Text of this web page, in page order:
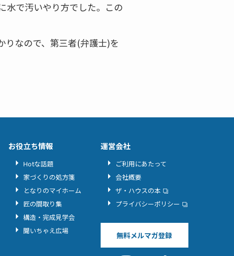
水で汚いやり方でした。この
りなので、第三者(弁護士)を
お役立ち情報
Hotな話題
家づくりの処方箋
となりのマイホーム
匠の間取り集
構造・完成見学会
聞いちゃえ広場
運営会社
ご利用にあたって
会社概要
ザ・ハウスの本
プライバシーポリシー
無料メルマガ登録